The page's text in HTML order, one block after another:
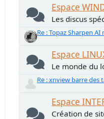
Espace
Les discus
Re : Topaz Sharpen AI
Espace
Le monde du
Re : xnview barre des
Espace
Création de